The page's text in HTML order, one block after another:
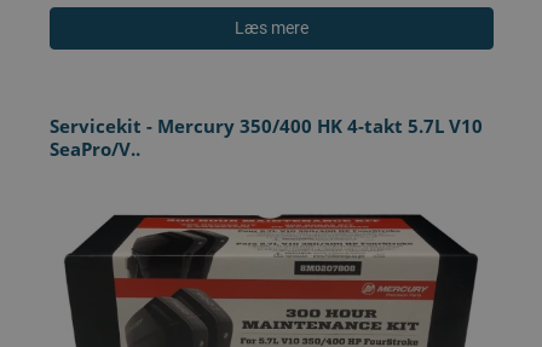
Læs mere
Servicekit - Mercury 350/400 HK 4-takt 5.7L V10
SeaPro/V..